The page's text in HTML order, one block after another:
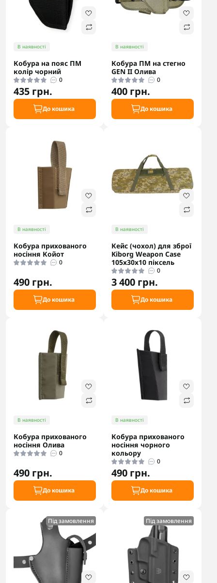
В наявності
Кобура на пояс ПМ
колір чорний
0
435 грн.
До кошика
В наявності
Кобура ПМ на стегно
GEN II Олива
0
400 грн.
До кошика
В наявності
Кобура прихованого
носіння Койот
0
490 грн.
До кошика
В наявності
Кейс (чохол) для зброї
Kiborg Weapon Case
105х30х10 піксель
0
3 400 грн.
До кошика
В наявності
Кобура прихованого
носіння Олива
0
490 грн.
До кошика
В наявності
Кобура прихованого
носіння чорного
кольору
0
490 грн.
До кошика
Під замовлення Під замовлення